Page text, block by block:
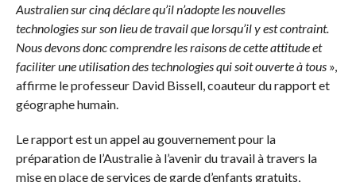
Australien sur cinq déclare qu’il n’adopte les nouvelles
technologies sur son lieu de travail que lorsqu’il y est contraint.
Nous devons donc comprendre les raisons de cette attitude et
faciliter une utilisation des technologies qui soit ouverte à tous»,
affirme le professeur David Bissell, coauteur du rapport et
géographe humain.
Le rapport est un appel au gouvernement pour la
préparation de l’Australie à l’avenir du travail à travers la
mise en place de services de garde d’enfants gratuits,